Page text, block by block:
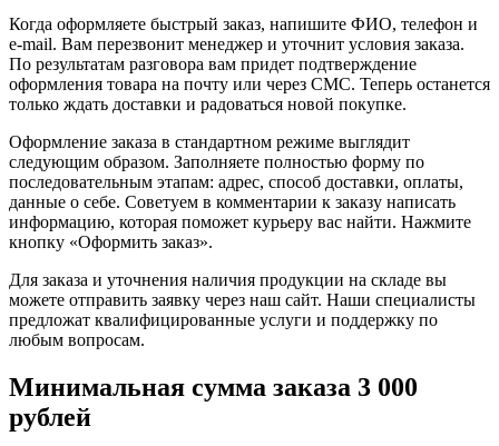
Когда оформляете быстрый заказ, напишите ФИО, телефон и
e-mail. Вам перезвонит менеджер и уточнит условия заказа.
По результатам разговора вам придет подтверждение
оформления товара на почту или через СМС. Теперь останется
только ждать доставки и радоваться новой покупке.
Оформление заказа в стандартном режиме выглядит
следующим образом. Заполняете полностью форму по
последовательным этапам: адрес, способ доставки, оплаты,
данные о себе. Советуем в комментарии к заказу написать
информацию, которая поможет курьеру вас найти. Нажмите
кнопку «Оформить заказ».
Для заказа и уточнения наличия продукции на складе вы
можете отправить заявку через наш сайт. Наши специалисты
предложат квалифицированные услуги и поддержку по
любым вопросам.
Минимальная сумма заказа 3 000
рублей